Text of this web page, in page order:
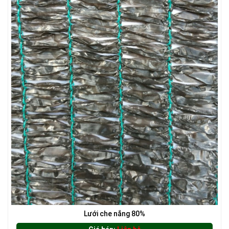
LƯỚI CHE NẮNG
LƯỚI CHẮN ĐỘNG VẬT
Lưới che nắng 80%